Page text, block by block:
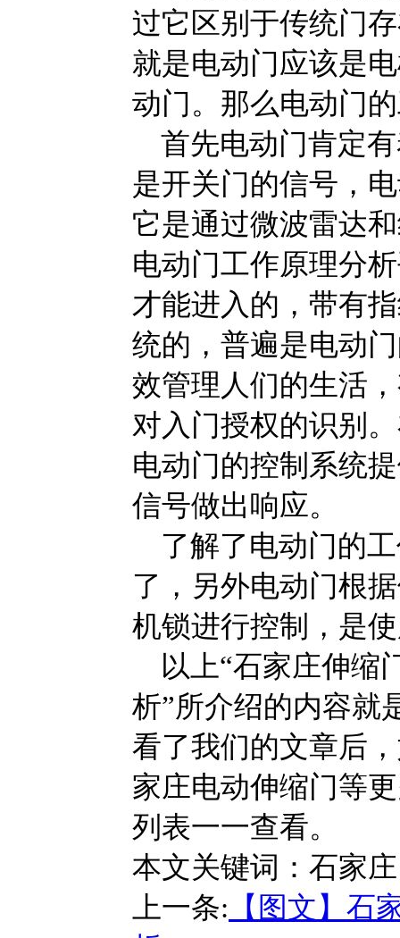
过它区别于传统门
就是电动门应该是
动门。那么电动门
首先电动门肯定
是开关门的信号，
它是通过微波雷达
电动门工作原理分
才能进入的，带有
统的，普遍是电动
效管理人们的生活
对入门授权的识别
电动门的控制系统
信号做出响应。
了解了电动门的
了，另外电动门根
机锁进行控制，是
以上“石家庄伸缩
析”所介绍的内容就
看了我们的文章后
家庄电动伸缩门等
列表一一查看。
本文关键词： 石家
上一条: 【图文】石